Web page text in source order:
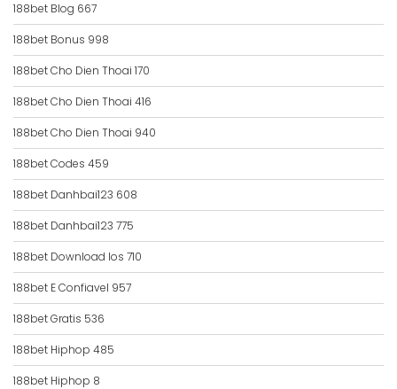
188bet Blog 667
188bet Bonus 998
188bet Cho Dien Thoai 170
188bet Cho Dien Thoai 416
188bet Cho Dien Thoai 940
188bet Codes 459
188bet Danhbai123 608
188bet Danhbai123 775
188bet Download Ios 710
188bet E Confiavel 957
188bet Gratis 536
188bet Hiphop 485
188bet Hiphop 8